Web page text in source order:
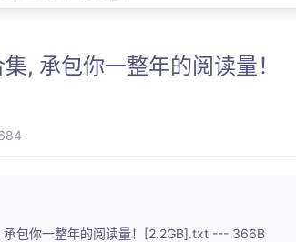
, 承包你一整年的阅读量！
承包你一整年的阅读量！[2.2GB].txt --- 366B